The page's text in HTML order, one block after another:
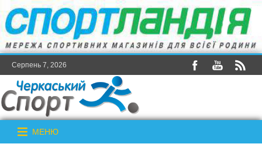
Серпень 7, 2026
МЕНЮ